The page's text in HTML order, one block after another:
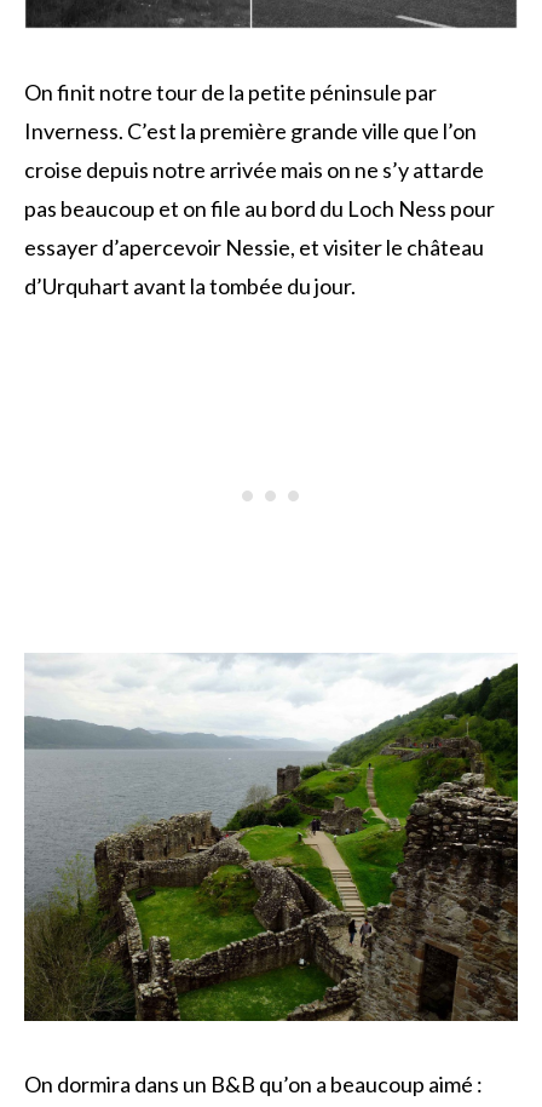
On finit notre tour de la petite péninsule par
Inverness. C’est la première grande ville que l’on
croise depuis notre arrivée mais on ne s’y attarde
pas beaucoup et on file au bord du Loch Ness pour
essayer d’apercevoir Nessie, et visiter le château
d’Urquhart avant la tombée du jour.
On dormira dans un B&B qu’on a beaucoup aimé :